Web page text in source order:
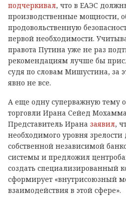
подчеркивал, что в ЕАЭС
производственные мощности,
продовольственную
первой необходимости.
правота Путина уже не раз
рекомендациям лучше бы
судя по словам Мишустина, за
явно не все.
А еще одну суперважную тему
торговли Ирана Сейед
Представитель Ирана заявил,
необходимого уровня зрелости
собственной независимой
системы и предложил
создать специализированный
сформирует «внутрисоюзный
взаимодействия в этой сфере».